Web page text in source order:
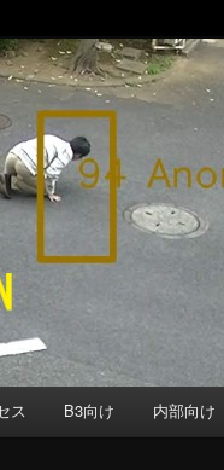
University
ス B3向け 内部向け